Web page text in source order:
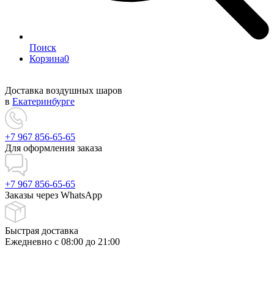
Поиск
Корзина0
Доставка воздушных шаров
в Екатеринбурге
+7 967 856-65-65
Для оформления заказа
+7 967 856-65-65
Заказы через WhatsApp
Быстрая доставка
Ежедневно c 08:00 до 21:00